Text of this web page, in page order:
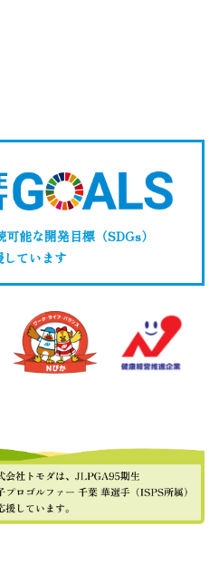
能な開発目標（SDGs）
しています